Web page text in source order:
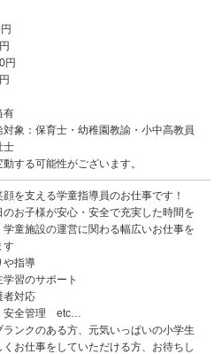
円
有
象：保育士・幼稚園教諭・小中高教員
士
する可能性がございます。
を支える学童指導員のお仕事です！
お子様が安心・安全で充実した時間を
童施設の運営に関わる幅広いお仕事を
す
や指導
学習のサポート
者対応
安全管理 etc…
ンクのある方、元気いっぱいの小学生
お仕事をしていただける方、お待ちし